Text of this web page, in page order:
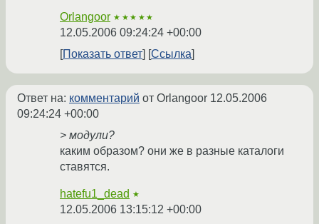
Orlangoor ★★★★★
12.05.2006 09:24:24 +00:00
Показать ответ
Ссылка
Ответ на: комментарий от Orlangoor 12.05.2006
09:24:24 +00:00
> модули?
каким образом? они же в разные каталоги
ставятся.
hatefu1_dead ★
12.05.2006 13:15:12 +00:00